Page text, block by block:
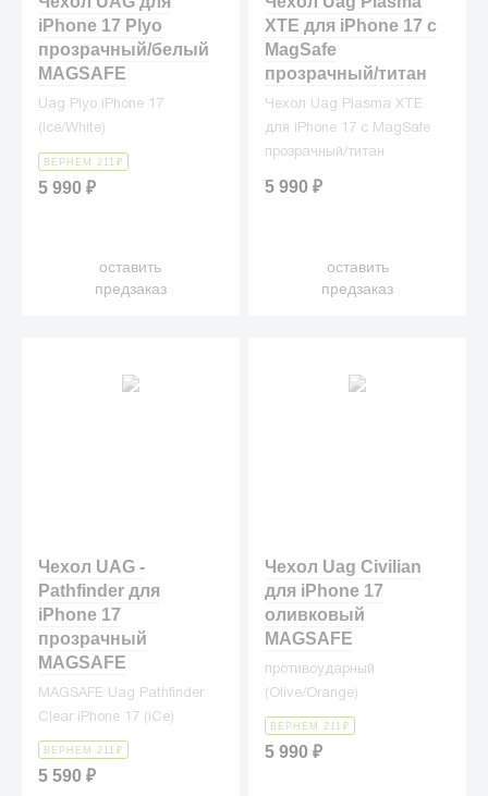
iPhone 17 Plyo
прозрачный/белый
MAGSAFE
Uag Plyo iPhone 17
(Ice/White)
ВЕРНЕМ 211 ₽
5 990₽
оставить
предзаказ
XTE для iPhone 17 с
MagSafe
прозрачный/титан
Чехол Uag Plasma XTE
для iPhone 17 с MagSafe
прозрачный/титан
5 990₽
оставить
предзаказ
Чехол UAG -
Pathfinder для
iPhone 17
прозрачный
MAGSAFE
MAGSAFE Uag Pathfinder
Clear iPhone 17 (iCe)
ВЕРНЕМ 211 ₽
5 590₽
Чехол Uag Civilian
для iPhone 17
оливковый
MAGSAFE
противоударный
(Olive/Orange)
ВЕРНЕМ 211 ₽
5 990₽